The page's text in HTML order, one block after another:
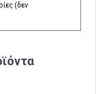
(δεν